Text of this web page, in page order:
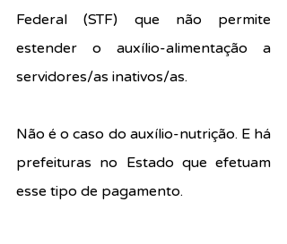
Federal (STF) que não permite
estender o auxílio-alimentação a
servidores/as inativos/as.
Não é o caso do auxílio-nutrição. E há
prefeituras no Estado que efetuam
esse tipo de pagamento.